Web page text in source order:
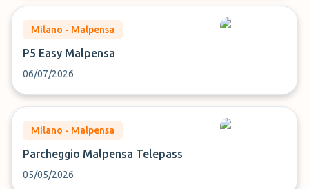
Milano - Malpensa
P5 Easy Malpensa
06/07/2026
Milano - Malpensa
Parcheggio Malpensa Telepass
05/05/2026